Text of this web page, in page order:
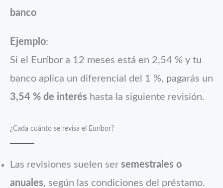
banco
Ejemplo:
Si el Euríbor a 12 meses está en 2,54 % y tu
banco aplica un diferencial del 1 %, pagarás un
3,54 % de interés hasta la siguiente revisión.
¿Cada cuánto se revisa el Euríbor?
Las revisiones suelen ser semestrales o
anuales, según las condiciones del préstamo.